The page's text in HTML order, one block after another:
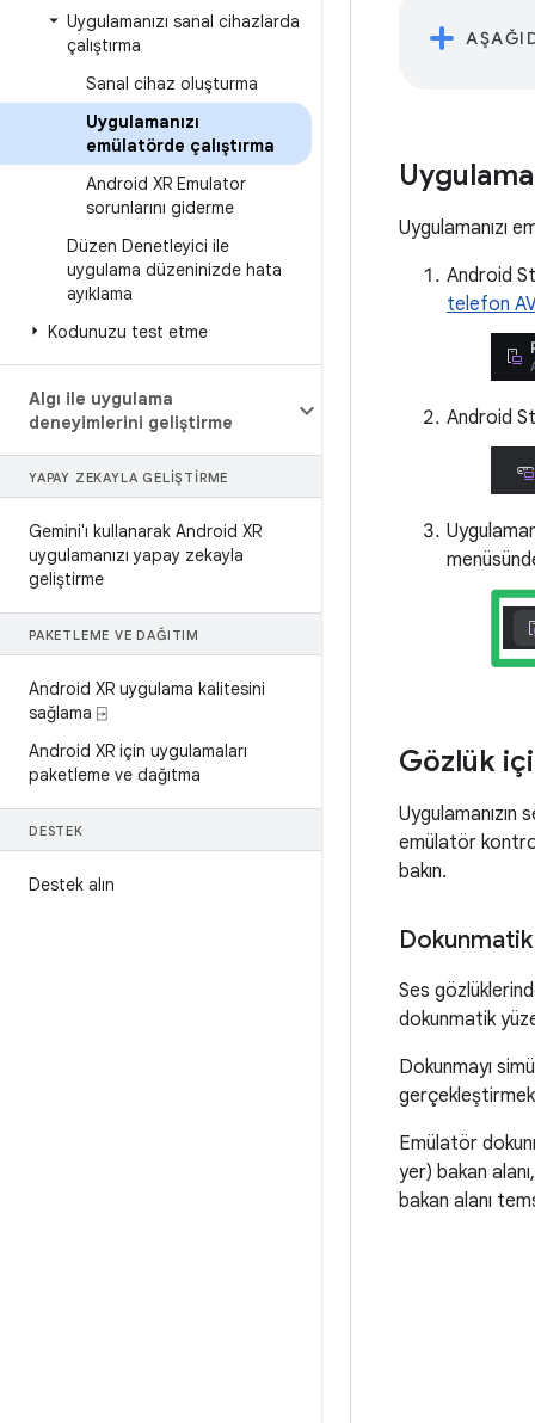
Uygulamanızı sanal cihazlarda
çalıştırma
Sanal cihaz oluşturma
Uygulamanızı
emülatörde çalıştırma
Android XR Emulator
sorunlarını giderme
Düzen Denetleyici ile
uygulama düzeninizde hata
ayıklama
Kodunuzu test etme
Algı ile uygulama
deneyimlerini geliştirme
YAPAY ZEKAYLA GELIŞTIRME
Gemini'ı kullanarak Android XR
uygulamanızı yapay zekayla
geliştirme
PAKETLEME VE DAĞITIM
Android XR uygulama kalitesini
sağlama ⍈
Android XR için uygulamaları
paketleme ve dağıtma
DESTEK
Destek alın
Uygulamanızı
Android
telefon
Android
Gözlük
Uygulamanızın
emülatör
bakın.
Ses
dokunmatik
Dokunmayı
Emülatör
yer) bakan
bakan alanı